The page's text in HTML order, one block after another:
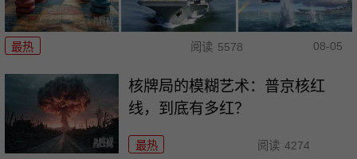
最热 阅读 5578 08-05
核牌局的模糊艺术：普京核红
线，到底有多红？
最热 阅读 4274